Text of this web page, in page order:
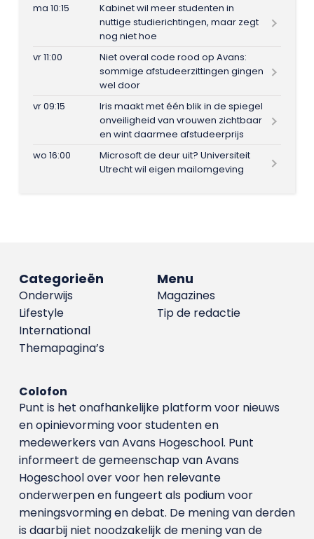
ma 10:15
Kabinet wil meer studenten in
nuttige studierichtingen, maar zegt
nog niet hoe
vr 11:00
Niet overal code rood op Avans:
sommige afstudeerzittingen gingen
wel door
vr 09:15
Iris maakt met één blik in de spiegel
onveiligheid van vrouwen zichtbaar
en wint daarmee afstudeerprijs
wo 16:00
Microsoft de deur uit? Universiteit
Utrecht wil eigen mailomgeving
Menu
Magazines
Tip de redactie
Categorieën
Onderwijs
Lifestyle
International
Themapagina’s
Colofon
Punt is het onafhankelijke platform voor nieuws
en opinievorming voor studenten en
medewerkers van Avans Hoge­school. Punt
informeert de gemeenschap van Avans
Hogeschool over voor hen relevante
onderwerpen en fungeert als podium voor
meningsvorming en debat. De mening van derden
is daarbij niet noodzakelijk de mening van de